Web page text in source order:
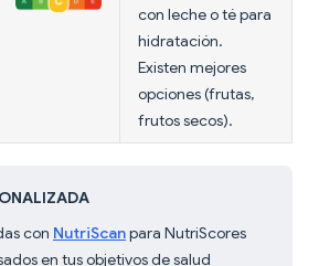
con leche o té para
hidratación.
Existen mejores
opciones (frutas,
frutos secos).
con NutriScanpara NutriScores
en tus objetivos de salud